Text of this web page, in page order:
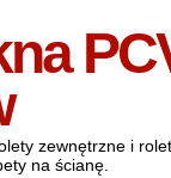
zewnętrzne i
na ścianę.